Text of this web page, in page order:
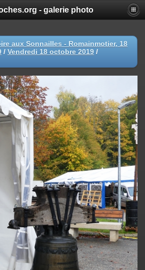
- galerie photo
aux Sonnailles - Romainmotier, 18
/ Vendredi 18 octobre 2019 /